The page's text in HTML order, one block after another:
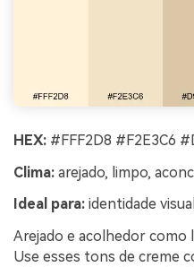
HEX: #FFF2D8 #F2E3C6
Clima: arejado, limpo,
Ideal para: identidade
Arejado e acolhedor como
Use esses tons de creme